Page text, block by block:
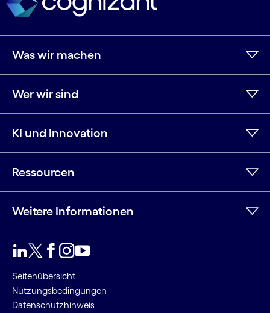
Was wir machen
Wer wir sind
KI und Innovation
Ressourcen
Weitere Informationen
Seitenübersicht
Nutzungsbedingungen
Datenschutzhinweis